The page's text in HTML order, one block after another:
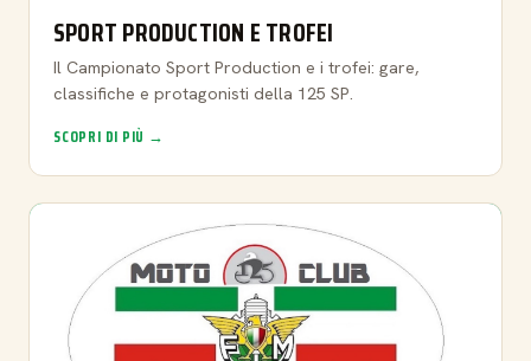
SPORT PRODUCTION E TROFEI
Il Campionato Sport Production e i trofei: gare,
classifiche e protagonisti della 125 SP.
SCOPRI DI PIÙ →